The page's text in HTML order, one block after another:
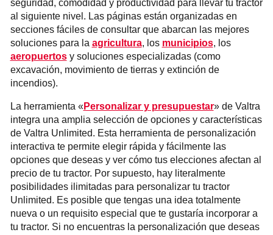
seguridad, comodidad y productividad para llevar tu tractor
al siguiente nivel. Las páginas están organizadas en
secciones fáciles de consultar que abarcan las mejores
soluciones para la agricultura, los municipios, los
aeropuertosy soluciones especializadas (como
excavación, movimiento de tierras y extinción de
incendios).
La herramienta « Personalizar y presupuestar» de Valtra
integra una amplia selección de opciones y características
de Valtra Unlimited. Esta herramienta de personalización
interactiva te permite elegir rápida y fácilmente las
opciones que deseas y ver cómo tus elecciones afectan al
precio de tu tractor. Por supuesto, hay literalmente
posibilidades ilimitadas para personalizar tu tractor
Unlimited. Es posible que tengas una idea totalmente
nueva o un requisito especial que te gustaría incorporar a
tu tractor. Si no encuentras la personalización que deseas